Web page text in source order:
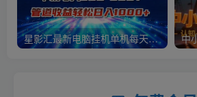
星影汇最新电脑挂机单机每天300+团队管道收益轻松日入1000+